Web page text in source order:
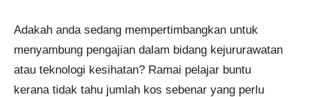
Adakah anda sedang mempertimbangkan untuk
menyambung pengajian dalam bidang kejururawatan
atau teknologi kesihatan? Ramai pelajar buntu
kerana tidak tahu jumlah kos sebenar yang perlu